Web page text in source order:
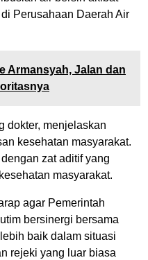
Perusahaan Daerah Air
Armansyah, Jalan dan
dokter, menjelaskan
kesehatan masyarakat.
zat aditif yang
masyarakat.
agar Pemerintah
bersinergi bersama
baik dalam situasi
rejeki yang luar biasa